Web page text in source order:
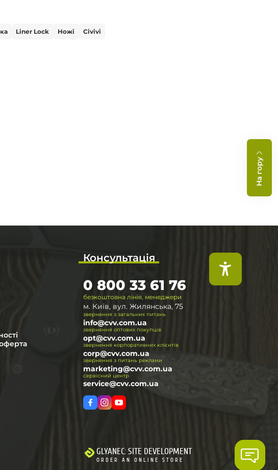
Liner Lock Ножі Civivi
На гору
Консультація
безкоштовна лінія, менеджери
0 800 33 61 76
м. Київ, вул. Жилянська, 75
звернення з загальних питань
info@cvv.com.ua
звернення оптових покупців
opt@cvv.com.ua
звернення корпоративних клієнтів
corp@cvv.com.ua
звернення з питань реклами
marketing@cvv.com.ua
сервісний центр
service@cvv.com.ua
GLYANEC: SITE DEVELOPMENT
ORDER AN ONLINE STORE